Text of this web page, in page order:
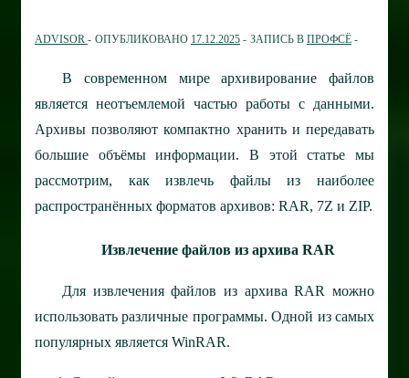
ADVISOR ОПУБЛИКОВАНО 17.12.2025 ЗАПИСЬ В ПРОФСЁ
В современном мире архивирование файлов
является неотъемлемой частью работы с данными.
Архивы позволяют компактно хранить и передавать
большие объёмы информации. В этой статье мы
рассмотрим, как извлечь файлы из наиболее
распространённых форматов архивов: RAR, 7Z и ZIP.
Извлечение файлов из архива RAR
Для извлечения файлов из архива RAR можно
использовать различные программы. Одной из самых
популярных является WinRAR.